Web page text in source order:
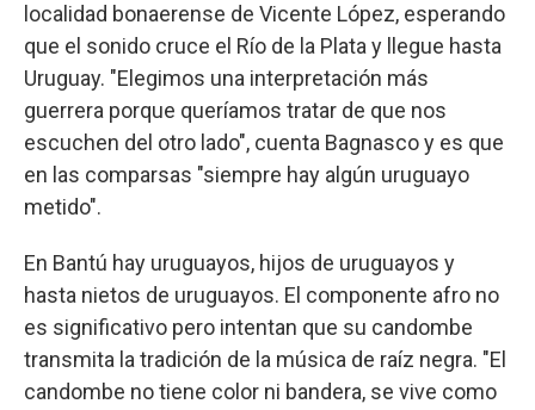
localidad bonaerense de Vicente López, esperando
que el sonido cruce el Río de la Plata y llegue hasta
Uruguay. "Elegimos una interpretación más
guerrera porque queríamos tratar de que nos
escuchen del otro lado", cuenta Bagnasco y es que
en las comparsas "siempre hay algún uruguayo
metido".
En Bantú hay uruguayos, hijos de uruguayos y
hasta nietos de uruguayos. El componente afro no
es significativo pero intentan que su candombe
transmita la tradición de la música de raíz negra. "El
candombe no tiene color ni bandera, se vive como